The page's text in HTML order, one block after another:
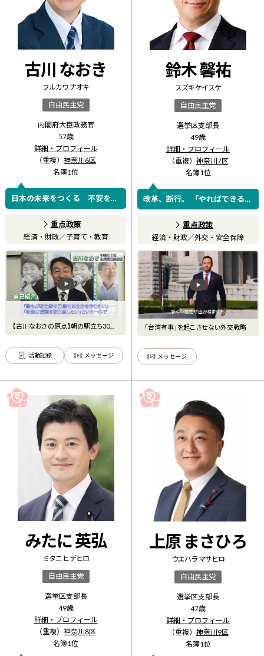
古川 なおき
フルカワ ナオキ
自由民主党
内閣府大臣政務官
57歳
詳細・プロフィール
（重複） 神奈川6区
名簿1位
日本の未来をつくる 不安を希
望へ
重点政策
経済・財政／子育て・教育
【古川なおきの原点】朝の駅立ち30
年、政治は国民のもの
活動記録 メッセージ
鈴木 馨祐
スズキ ケイスケ
自由民主党
選挙区支部長
49歳
詳細・プロフィール
（重複） 神奈川7区
名簿1位
改革、断行。 「やればできる」
誰もが何度でも挑戦できる日本
重点政策
経済・財政／外交・安全保障
「台湾有事」を起こさせない外交戦略
メッセージ
みたに 英弘
ミタニ ヒデヒロ
自由民主党
選挙区支部長
49歳
詳細・プロフィール
（重複） 神奈川8区
名簿1位
上原 まさひろ
ウエハラ マサヒロ
自由民主党
選挙区支部長
47歳
詳細・プロフィール
（重複） 神奈川9区
名簿1位